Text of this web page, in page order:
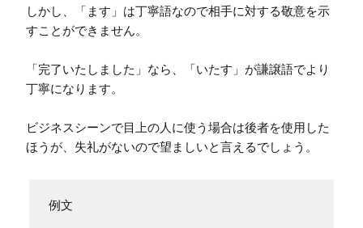
しかし、「ます」は丁寧語なので相手に対する敬意を示
すことができません。
「完了いたしました」なら、「いたす」が謙譲語でより
丁寧になります。
ビジネスシーンで目上の人に使う場合は後者を使用した
ほうが、失礼がないので望ましいと言えるでしょう。